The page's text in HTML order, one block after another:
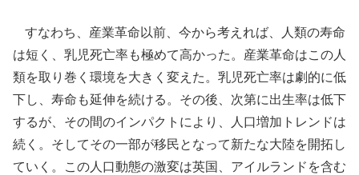
すなわち、産業革命以前、今から考えれば、人類の寿命
は短く、乳児死亡率も極めて高かった。産業革命はこの人
類を取り巻く環境を大きく変えた。乳児死亡率は劇的に低
下し、寿命も延伸を続ける。その後、次第に出生率は低下
するが、その間のインパクトにより、人口増加トレンドは
続く。そしてその一部が移民となって新たな大陸を開拓し
ていく。この人口動態の激変は英国、アイルランドを含む